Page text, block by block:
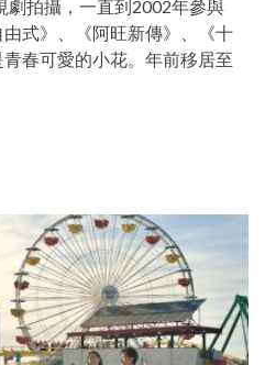
劇拍攝，一直到2002年參與
由式》、《阿旺新傳》、《十
春可愛的小花。年前移居至